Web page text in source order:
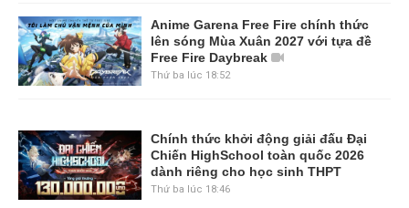
Anime Garena Free Fire chính thức
lên sóng Mùa Xuân 2027 với tựa đề
Free Fire Daybreak
Thứ ba lúc 18:52
Chính thức khởi động giải đấu Đại
Chiến HighSchool toàn quốc 2026
dành riêng cho học sinh THPT
Thứ ba lúc 18:46